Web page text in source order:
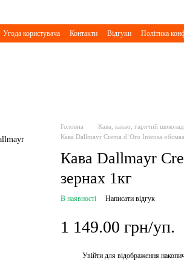
Угода користувача Контакти Відгуки Політика
Головна
Кава, какао, гарячий шоколад
Кава Dallmayr Crema d`Oro Intensa
Кава Dallmayr
зернах 1кг
В наявності Написати відгук
1 149.00 грн/уп.
Увійти для відображення